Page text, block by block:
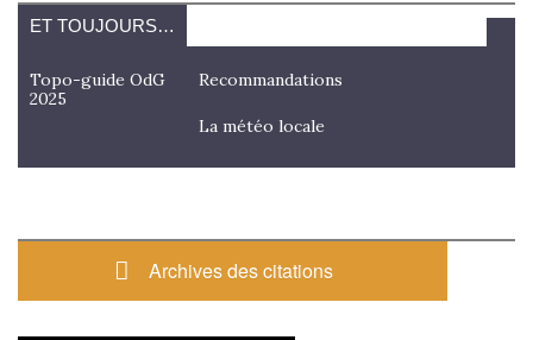
ET TOUJOURS…
Topo-guide OdG
2025
Recommandations
La météo locale
Archives des citations